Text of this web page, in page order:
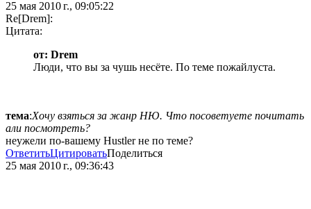
25 мая 2010 г., 09:05:22
Re[Drem]:
Цитата:
от: Drem
Люди, что вы за чушь несёте. По теме пожайлуста.
тема:Хочу взяться за жанр НЮ. Что посоветуете почитать
али посмотреть?
неужели по-вашему Hustler не по теме?
ОтветитьЦитироватьПоделиться
25 мая 2010 г., 09:36:43